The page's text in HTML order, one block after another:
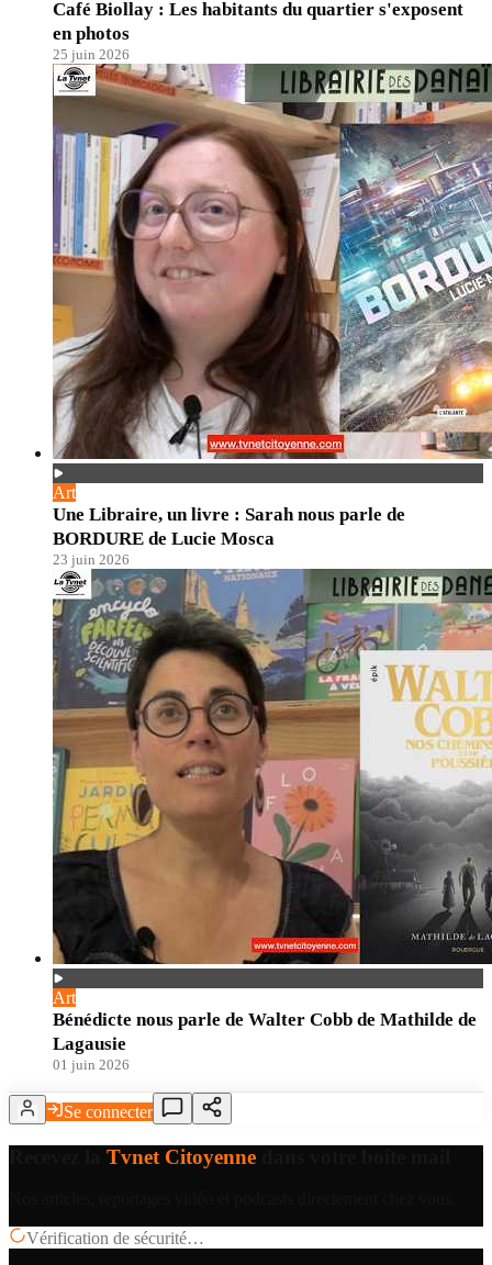
Café Biollay : Les habitants du quartier s'exposent
en photos
25 juin 2026
Art
Une Libraire, un livre : Sarah nous parle de
BORDURE de Lucie Mosca
23 juin 2026
Art
Bénédicte nous parle de Walter Cobb de Mathilde de
Lagausie
01 juin 2026
Se connecter
Tvnet Citoyenne
Vérification de sécurité…